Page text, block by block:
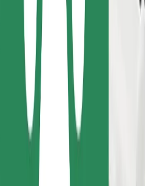
Para estafetas
Bolt Food
Para gestores de frota
Para restaurantes
Bolt for Business
Outros
Fornecedores
Termos & Condições